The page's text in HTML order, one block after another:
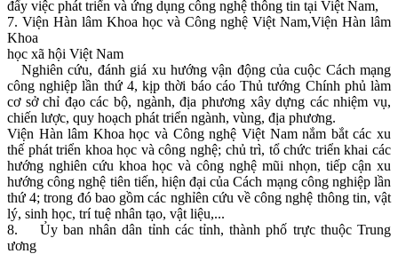
đẩy việc phát triển và ứng dụng công nghệ thông tin tại Việt Nam,
7. Viện Hàn lâm Khoa học và Công nghệ Việt Nam,Viện Hàn lâm
Khoa
học xã hội Việt Nam
Nghiên cứu, đánh giá xu hướng vận động của cuộc Cách mạng
công nghiệp lần thứ 4, kịp thời báo cáo Thủ tướng Chính phủ làm
cơ sở chỉ đạo các bộ, ngành, địa phương xây dựng các nhiệm vụ,
chiến lược, quy hoạch phát triển ngành, vùng, địa phương.
Viện Hàn lâm Khoa học và Công nghệ Việt Nam nắm bắt các xu
thế phát triển khoa học và công nghệ; chủ trì, tổ chức triển khai các
hướng nghiên cứu khoa học và công nghệ mũi nhọn, tiếp cận xu
hướng công nghệ tiên tiến, hiện đại của Cách mạng công nghiệp lần
thứ 4; trong đó bao gồm các nghỉên cứu về công nghệ thông tin, vật
lý, sinh học, trí tuệ nhân tạo, vật liệu,...
8. Ủy ban nhân dân tỉnh các tỉnh, thành phố trực thuộc Trung
ương